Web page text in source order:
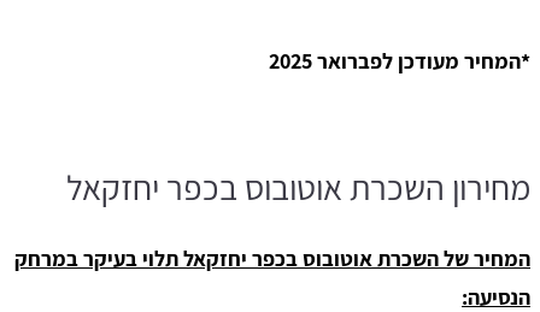
*המחיר מעודכן לפברואר 2025
מחירון השכרת אוטובוס בכפר יחזקאל
המחיר של השכרת אוטובוס בכפר יחזקאל תלוי בעיקר במרחק
הנסיעה: